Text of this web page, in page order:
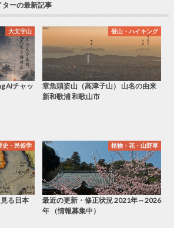
ターの最新記事
大文字山
AIチャッ
登山・ハイキング
章魚頭姿山（高津子山） 山名の由来
新和歌浦 和歌山市
史・民俗学
る日本
植物・花・山野草
最近の更新・修正状況 2021年～2026
年 （情報募集中）